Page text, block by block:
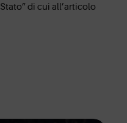
di cui all’articolo